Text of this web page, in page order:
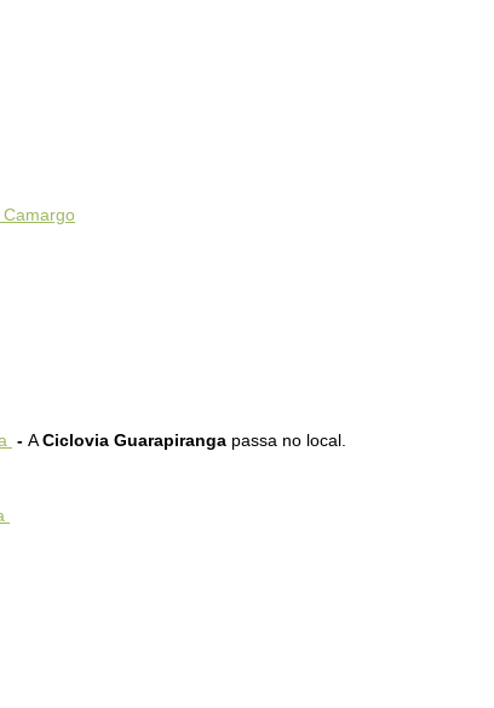
- ACiclovia Guarapiranga passa no local.